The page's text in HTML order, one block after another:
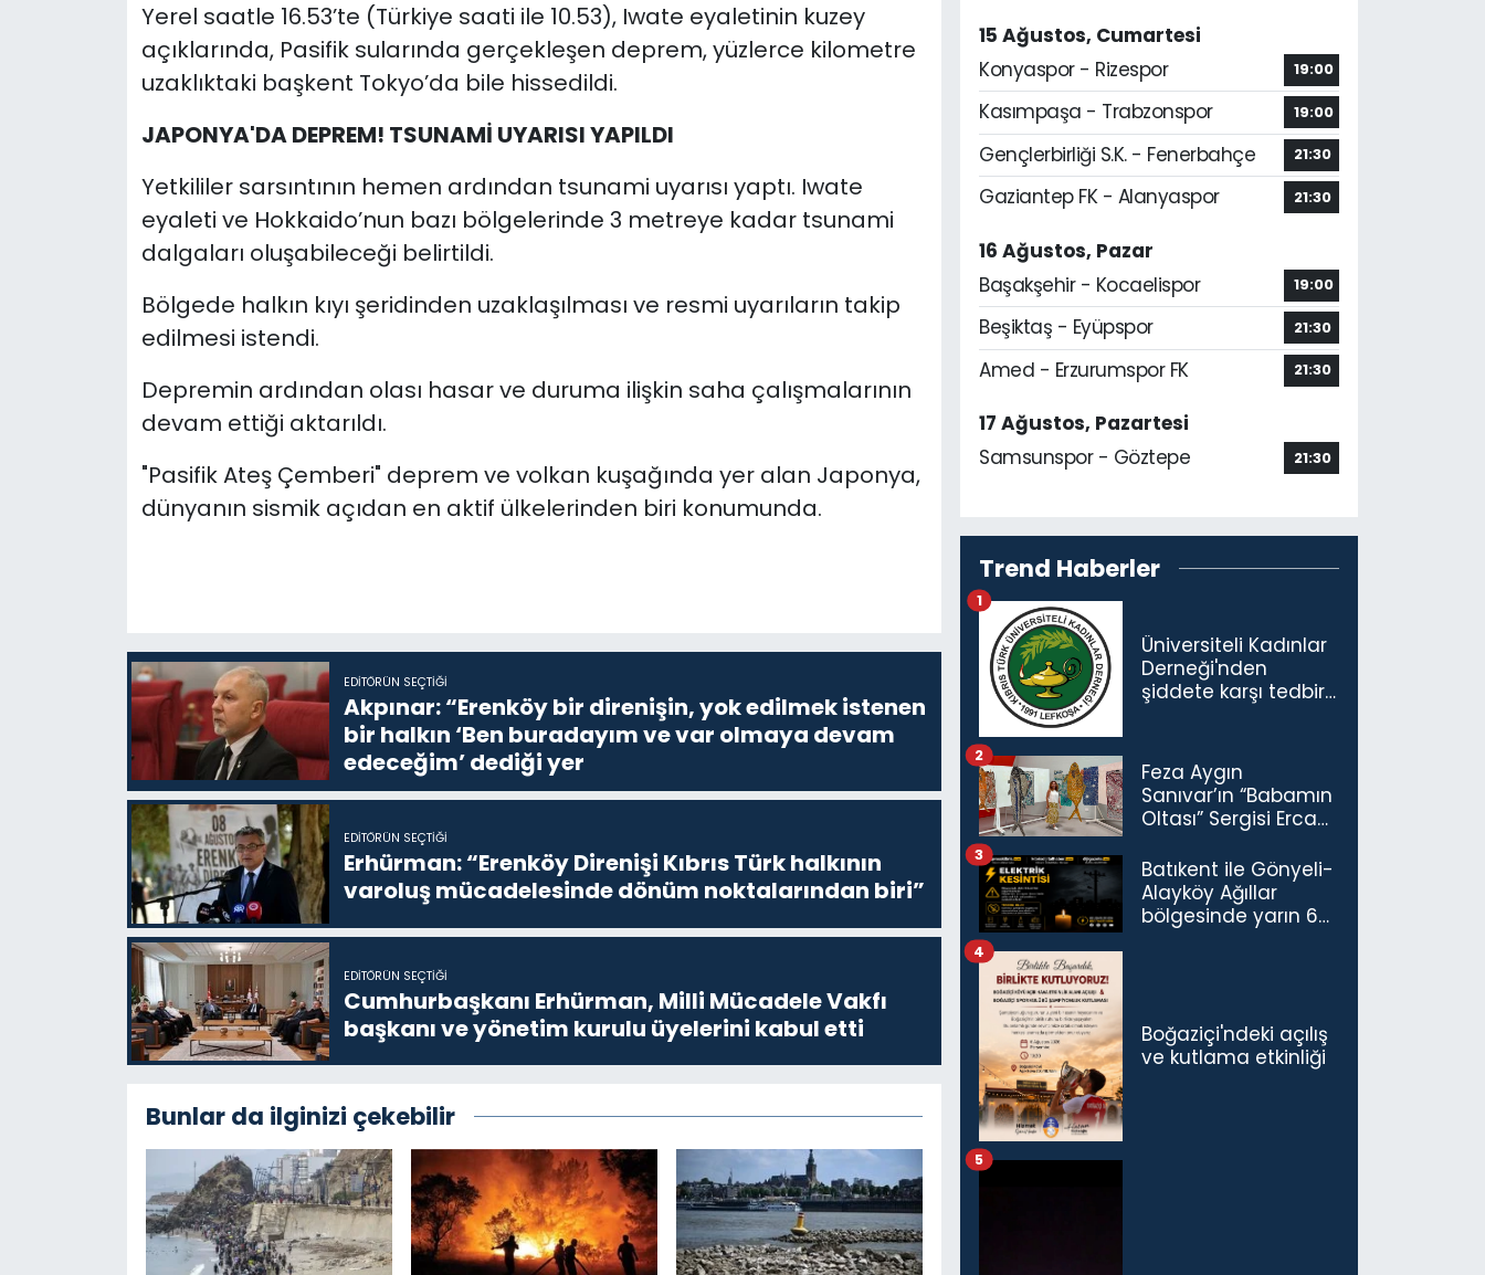
Yerel saatle 16.53’te (Türkiye saati ile 10.53), Iwate eyaletinin kuzey
açıklarında, Pasifik sularında gerçekleşen deprem, yüzlerce kilometre
uzaklıktaki başkent Tokyo’da bile hissedildi.
JAPONYA'DA DEPREM! TSUNAMİ UYARISI YAPILDI
Yetkililer sarsıntının hemen ardından tsunami uyarısı yaptı. Iwate
eyaleti ve Hokkaido’nun bazı bölgelerinde 3 metreye kadar tsunami
dalgaları oluşabileceği belirtildi.
Bölgede halkın kıyı şeridinden uzaklaşılması ve resmi uyarıların takip
edilmesi istendi.
Depremin ardından olası hasar ve duruma ilişkin saha çalışmalarının
devam ettiği aktarıldı.
"Pasifik Ateş Çemberi" deprem ve volkan kuşağında yer alan Japonya,
dünyanın sismik açıdan en aktif ülkelerinden biri konumunda.
EDITÖRÜN SEÇTIĞI
Akpınar: “Erenköy bir direnişin, yok edilmek istenen
bir halkın ‘Ben buradayım ve var olmaya devam
edeceğim’ dediği yer
EDITÖRÜN SEÇTIĞI
Erhürman: “Erenköy Direnişi Kıbrıs Türk halkının
varoluş mücadelesinde dönüm noktalarından biri”
EDITÖRÜN SEÇTIĞI
Cumhurbaşkanı Erhürman, Milli Mücadele Vakfı
başkanı ve yönetim kurulu üyelerini kabul etti
Bunlar da ilginizi çekebilir
15 Ağustos, Cumartesi
Konyaspor - Rizespor
19:00
Kasımpaşa - Trabzonspor 19:00
Gençlerbirliği S.K. - Fenerbahçe 21:30
Gaziantep FK - Alanyaspor 21:30
16 Ağustos, Pazar
Başakşehir - Kocaelispor
19:00
Beşiktaş - Eyüpspor 21:30
Amed - Erzurumspor FK 21:30
17 Ağustos, Pazartesi
Samsunspor - Göztepe
21:30
Trend Haberler
Üniversiteli Kadınlar
Derneği'nden
şiddete karşı tedbir
1
Feza Aygın
Sanıvar’ın “Babamın
Oltası” Sergisi Ercan
Açıldı
2
Batıkent ile Gönyeli-
Alayköy Ağıllar
bölgesinde yarın 6
3
Boğaziçi'ndeki açılış
ve kutlama etkinliği
4
5
Yazarlar